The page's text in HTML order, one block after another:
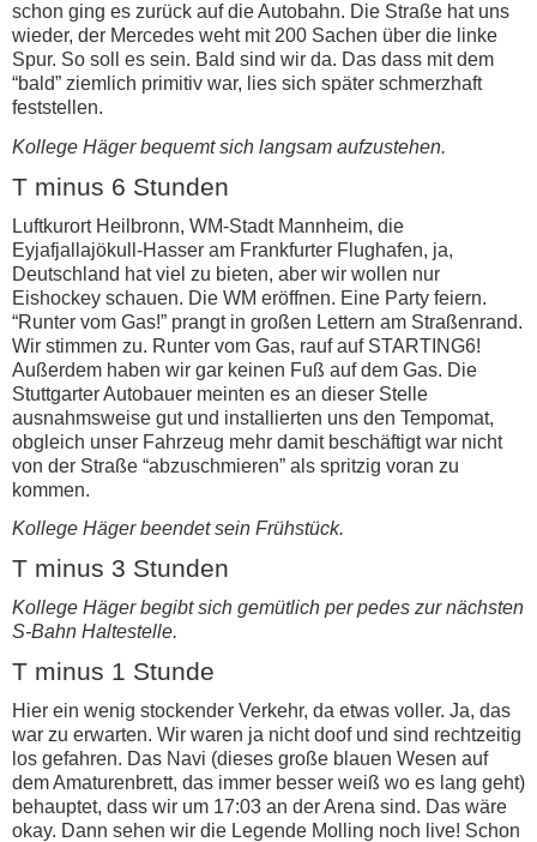
schon ging es zurück auf die Autobahn. Die Straße hat uns
wieder, der Mercedes weht mit 200 Sachen über die linke
Spur. So soll es sein. Bald sind wir da. Das dass mit dem
“bald” ziemlich primitiv war, lies sich später schmerzhaft
feststellen.
Kollege Häger bequemt sich langsam aufzustehen.
T minus 6 Stunden
Luftkurort Heilbronn, WM-Stadt Mannheim, die
Eyjafjallajökull-Hasser am Frankfurter Flughafen, ja,
Deutschland hat viel zu bieten, aber wir wollen nur
Eishockey schauen. Die WM eröffnen. Eine Party feiern.
“Runter vom Gas!” prangt in großen Lettern am Straßenrand.
Wir stimmen zu. Runter vom Gas, rauf auf STARTING6!
Außerdem haben wir gar keinen Fuß auf dem Gas. Die
Stuttgarter Autobauer meinten es an dieser Stelle
ausnahmsweise gut und installierten uns den Tempomat,
obgleich unser Fahrzeug mehr damit beschäftigt war nicht
von der Straße “abzuschmieren” als spritzig voran zu
kommen.
Kollege Häger beendet sein Frühstück.
T minus 3 Stunden
Kollege Häger begibt sich gemütlich per pedes zur nächsten
S-Bahn Haltestelle.
T minus 1 Stunde
Hier ein wenig stockender Verkehr, da etwas voller. Ja, das
war zu erwarten. Wir waren ja nicht doof und sind rechtzeitig
los gefahren. Das Navi (dieses große blauen Wesen auf
dem Amaturenbrett, das immer besser weiß wo es lang geht)
behauptet, dass wir um 17:03 an der Arena sind. Das wäre
okay. Dann sehen wir die Legende Molling noch live! Schon